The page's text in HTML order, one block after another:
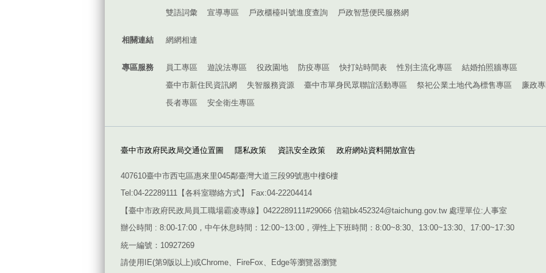
雙語詞彙 宣導專區 戶政櫃檯叫號進度查詢 戶政智慧便民服務網
相關連結 網網相連
專區服務 員工專區 遊說法專區 役政園地 防疫專區 快打站時間表 性別主流化專區
結婚拍照牆專區
臺中市新住民資訊網
失智服務資源 臺中市單身民眾聯誼活動專區 祭祀公業土地代為標售專區
廉政
長者專區
安全衛生專區
臺中市政府民政局交通位置圖 隱私政策 資訊安全政策 政府網站資料開放宣告
407610臺中市西屯區惠來里045鄰臺灣大道三段99號惠中樓6樓
Tel:04-22289111【各科室聯絡方式】 Fax:04-22204414
【臺中市政府民政局員工職場霸凌專線】0422289111#29066 信箱bk452324@taichung.gov.tw 處理單位:人事室
辦公時間 : 8:00-17:00，中午休息時間：12:00~13:00，彈性上下班時間：8:00~8:30、13:00~13:30、17:00~17:30
統一編號：10927269
請使用 IE(第9版以上)或Chrome、 FireFox、 Edge等瀏覽器瀏覽